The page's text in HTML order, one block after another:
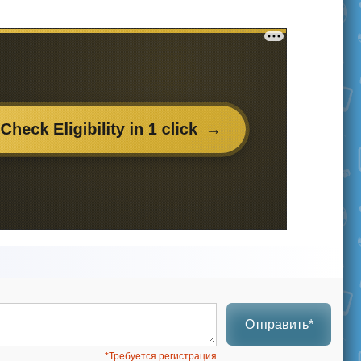
Отправить*
*Требуется регистрация